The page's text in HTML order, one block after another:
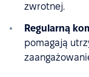
zwrotnej.
Regularną
pomagają